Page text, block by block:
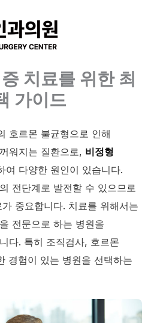
치료를 위한 최
가이드
호르몬 불균형으로 인해
워지는 질환으로, 비정형
여 다양한 원인이 있습니다.
전단계로 발전할 수 있으므로
중요합니다. 치료를 위해서는
전문으로 하는 병원을
다. 특히 조직검사, 호르몬
경험이 있는 병원을 선택하는